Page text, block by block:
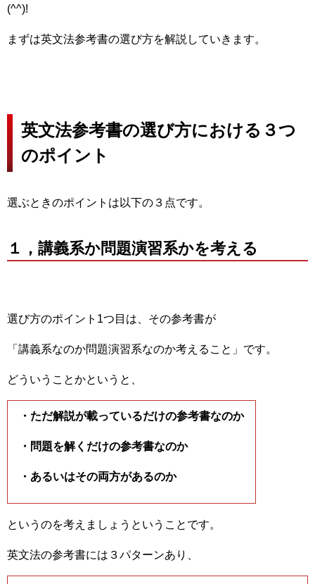
(^^)!
まずは英文法参考書の選び方を解説していきます。
英文法参考書の選び方における３つ
のポイント
選ぶときのポイントは以下の３点です。
１，講義系か問題演習系かを考える
選び方のポイント1つ目は、その参考書が
「講義系なのか問題演習系なのか考えること」です。
どういうことかというと、
・ただ解説が載っているだけの参考書なのか
・問題を解くだけの参考書なのか
・あるいはその両方があるのか
というのを考えましょうということです。
英文法の参考書には３パターンあり、